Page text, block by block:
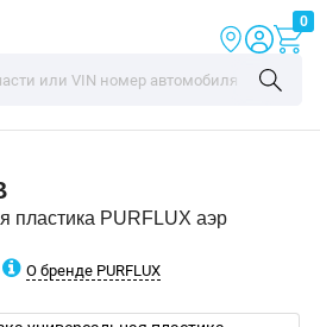
0
пластика PURFLUX аэр
О бренде PURFLUX